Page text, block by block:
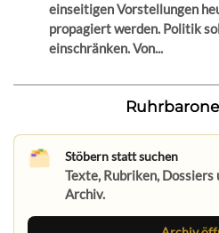
einseitigen Vorstellungen
propagiert werden. Politik
einschränken. Von...
Stöbern statt suchen
Texte, Rubriken, Dossiers
Archiv.